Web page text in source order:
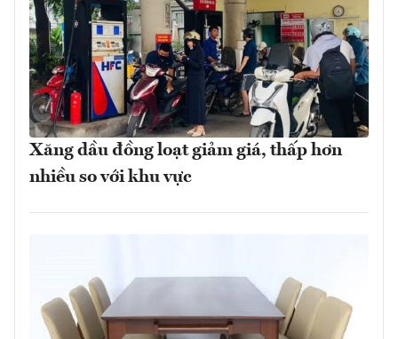
Xăng dầu đồng loạt giảm giá, thấp hơn
nhiều so với khu vực